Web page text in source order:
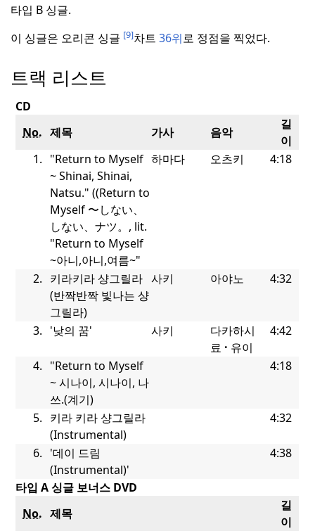
타입 B 싱글.
이 싱글은 오리콘 싱글 [9]차트 36위로 정점을 찍었다.
트랙 리스트
CD
No. 제목 가사 음악
길
이
1. "Return to Myself
~ Shinai, Shinai,
Natsu." ((Return to
Myself 〜しない、
しない、ナツ。 , lit.
"Return to Myself
~아니,아니,여름~"
하마다 오츠키 4:18
2. 키라키라 샹그릴라
(반짝반짝 빛나는샹
그릴라)
사키 아야노 4:32
3. '낮의 꿈' 사키
다카하시
료
유이
4:42
4. "Return to Myself
~ 시나이, 시나이, 나
쓰.(계기)
4:18
5. 키라 키라 샹그릴라
(Instrumental)
4:32
6. '데이 드림
(Instrumental)'
4:38
타입 A 싱글 보너스 DVD
No. 제목
길
이